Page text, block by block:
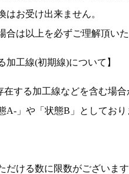
お受け出来ません。
合は以上を必ずご理解頂いた
加工線(初期線)について】
する加工線などを含む場
」や「状態B」としており
だける数に限数がございま